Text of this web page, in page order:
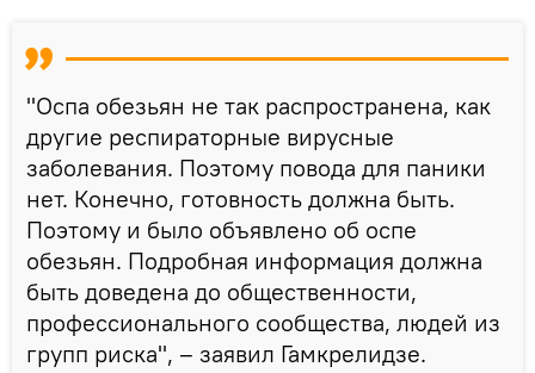
"Оспа обезьян не так распространена, как
другие респираторные вирусные
заболевания. Поэтому повода для паники
нет. Конечно, готовность должна быть.
Поэтому и было объявлено об оспе
обезьян. Подробная информация должна
быть доведена до общественности,
профессионального сообщества, людей из
групп риска", – заявил Гамкрелидзе.